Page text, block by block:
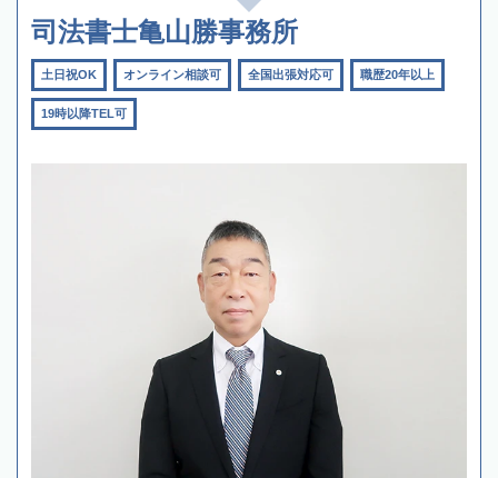
司法書士亀山勝事務所
土日祝OK オンライン相談可 全国出張対応可 職歴20年以上
19時以降TEL可